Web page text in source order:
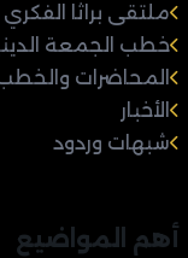
ملتقى براثا الفكري
خطب الجمعة
المحاضرات
الأخبار
شبهات وردود
أهم المواضيع